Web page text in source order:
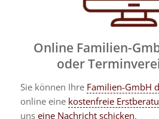
Online Familien-
oder
Sie können Ihre Familien-GmbH
online eine kostenfreie
uns eine Nachricht schicken.